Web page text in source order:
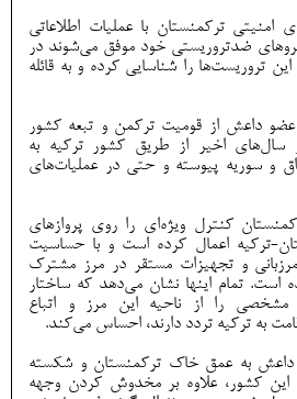
امنیتی ترکمنستان با عملیات اطلاعاتی
ضدتروریستی خود موفق می‌شوند در
تروریست‌ها را شناسایی کرده و به قائله
گفته شده است که این 4 عضو داعش از قومیت ترکمن و تبعه کشور
سال‌های اخیر از طریق کشور ترکیه به
و سوریه پیوسته و حتی در عملیات‌های
کنترل ویژه‌ای را روی پروازهای
ترکیه اعمال کرده است و با حساسیت
مرزبانی و تجهیزات مستقر در مرز مشترک
است. تمام اینها نشان می‌دهد که ساختار
مشخصی را از ناحیه این مرز و اتباع
به ترکیه تردد دارند، احساس می‌کند.
داعش به عمق خاک ترکمنستان و شکسته
این کشور، علاوه بر مخدوش کردن وجهه